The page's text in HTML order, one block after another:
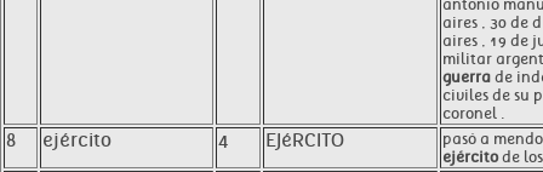
antonio
aires , 30 de
aires , 19 de
militar
guerra de
civiles de su
coronel .
8 ejército 4 EJéRCITO
pasó a
ejércitode